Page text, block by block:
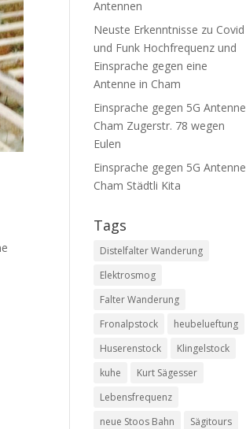
Antennen
Neuste Erkenntnisse zu Covid
und Funk Hochfrequenz und
Einsprache gegen eine
Antenne in Cham
Einsprache gegen 5G Antenne
Cham Zugerstr. 78 wegen
Eulen
Einsprache gegen 5G Antenne
Cham Städtli Kita
Tags
Distelfalter Wanderung
Elektrosmog
Falter Wanderung
Fronalpstock
heubelueftung
Huserenstock
Klingelstock
kuhe
Kurt Sägesser
Lebensfrequenz
neue Stoos Bahn
Sägitours